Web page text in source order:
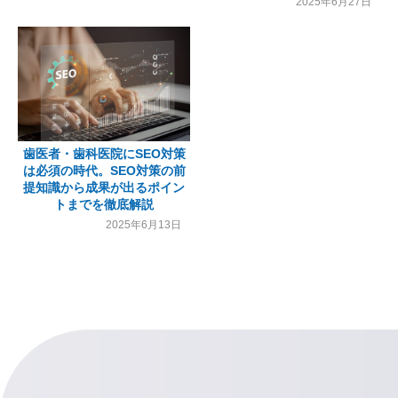
歯医者・歯科医院にSEO対策
は必須の時代。SEO対策の前
提知識から成果が出るポイン
トまでを徹底解説
2025年6月13日